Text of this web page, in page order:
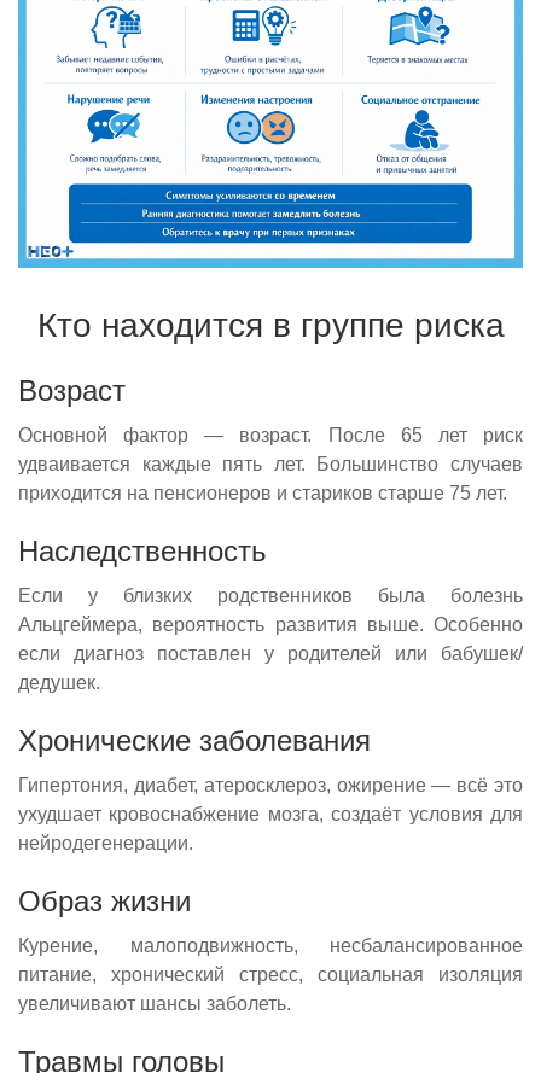
Кто находится в группе риска
Возраст
Основной фактор — возраст. После 65 лет риск
удваивается каждые пять лет. Большинство случаев
приходится на пенсионеров и стариков старше 75 лет.
Наследственность
Если у близких родственников была болезнь
Альцгеймера, вероятность развития выше. Особенно
если диагноз поставлен у родителей или бабушек/
дедушек.
Хронические заболевания
Гипертония, диабет, атеросклероз, ожирение — всё это
ухудшает кровоснабжение мозга, создаёт условия для
нейродегенерации.
Образ жизни
Курение, малоподвижность, несбалансированное
питание, хронический стресс, социальная изоляция
увеличивают шансы заболеть.
Травмы головы